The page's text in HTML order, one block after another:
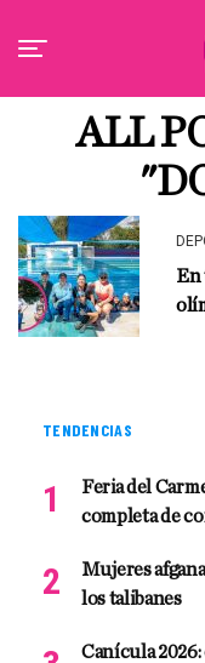
ALL
En
TENDENCIAS
Feria del
completa de
Mujeres
los talibanes
Canícula 2026: